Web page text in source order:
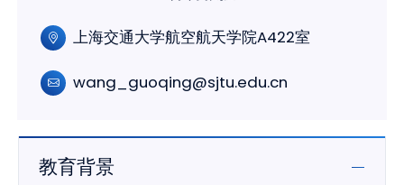
上海交通大学航空航天学院A422室
wang_guoqing@sjtu.edu.cn
教育背景